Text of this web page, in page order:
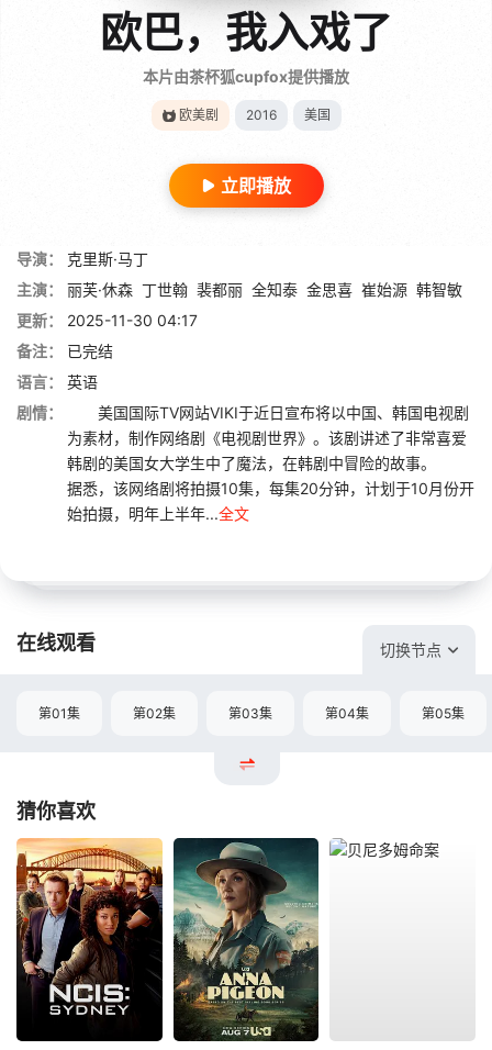
欧巴，我入戏了
本片由茶杯狐cupfox提供播放
欧美剧 2016 美国
立即播放
导演：
克里斯·马丁
主演：
丽芙·休森 丁世翰 裴都丽 全知泰 金思喜 崔始源 韩智敏
更新：
2025-11-30 04:17
备注：
已完结
语言：
英语
剧情：
美国国际TV网站VIKI于近日宣布将以中国、韩国电视剧
为素材，制作网络剧《电视剧世界》。该剧讲述了非常喜爱
韩剧的美国女大学生中了魔法，在韩剧中冒险的故事。
据悉，该网络剧将拍摄10集，每集20分钟，计划于10月份开
始拍摄，明年上半年...全文
在线观看 切换节点
第01集 第02集 第03集 第04集 第05集
猜你喜欢